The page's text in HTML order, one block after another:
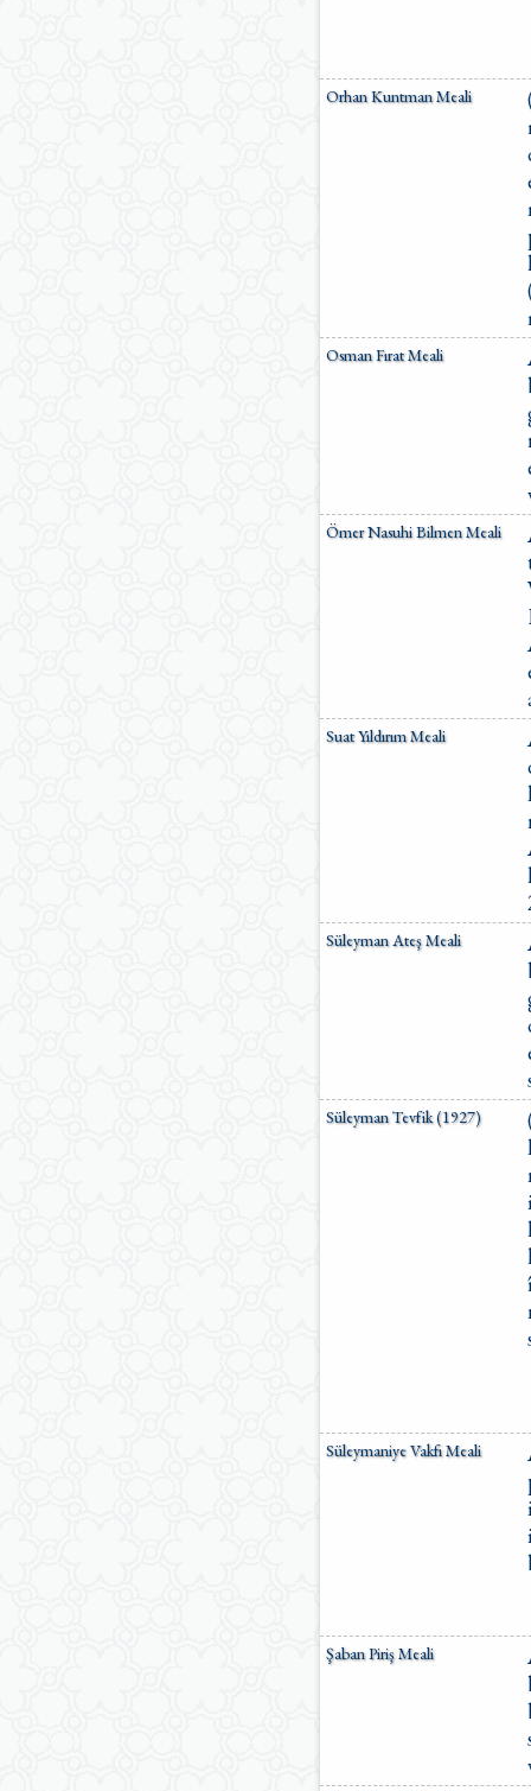
Orhan Kuntman Meali
Osman Fırat Meali
Ömer Nasuhi Bilmen Meali
Suat Yıldırım Meali
Süleyman Ateş Meali
Süleyman Tevfik (1927)
Süleymaniye Vakfı Meali
Şaban Piriş Meali